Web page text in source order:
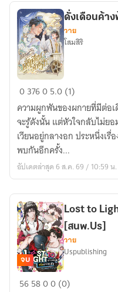
ดั่ง
ค้าง
ฟ้า
ดั่งเดือนค้าง
วาย
โสมสิริ
037605.0 (1)
ความผูกพันของผกายที่มีต่อ
จะรู้ดังนั้น แต่หัวใจกลับไม่ย
เวียนอยู่กลางอก ประหนึ่งเรื่
พบกันอีกครั้ง...
อัปเดตล่าสุด 6 ส.ค. 69 / 10:59 น.
Lost
จบ
Lost to
[สนพ.Us]
วาย
Uspublishing
565800 (0)